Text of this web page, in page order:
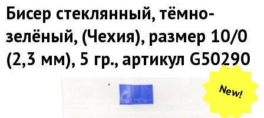
Бисер стеклянный, тёмно-
зелёный, (Чехия), размер 10/0
(2,3 мм), 5 гр., артикул G50290
New!